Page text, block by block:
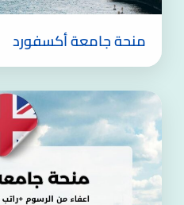
منحة جامعة أكسفورد